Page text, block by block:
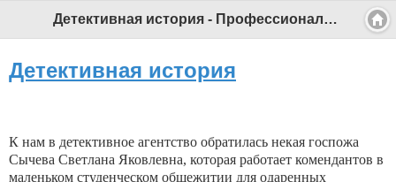
Детективная история - Профессиональный педагог
Детективная история
К нам в детективное агентство обратилась некая госпожа
Сычева Светлана Яковлевна, которая работает комендантов в
маленьком студенческом общежитии для одаренных